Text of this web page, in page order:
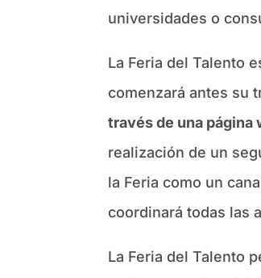
universidades o
La Feria del Talento
comenzará antes su
través de una página
realización de un
la Feria como un
coordinará todas las
La Feria del Talento